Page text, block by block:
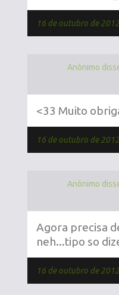
16 de outubro de
Anônimo
<33 Muito
16 de outubro de
Anônimo
Agora precisa
neh...tipo so
16 de outubro de